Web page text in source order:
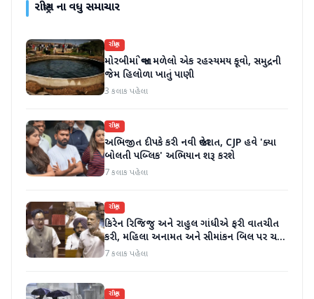
રાષ્ટ્રીયના વધુ સમાચાર
રાષ્ટ્રીય
મોરબીમાં જોવા મળેલો એક રહસ્યમય કૂવો, સમુદ્રની
જેમ હિલોળા ખાતું પાણી
3 કલાક પહેલા
રાષ્ટ્રીય
અભિજીત દીપકે કરી નવી જાહેરાત, CJP હવે 'ક્યા
બોલતી પબ્લિક' અભિયાન શરૂ કરશે
7 કલાક પહેલા
રાષ્ટ્રીય
કિરેન રિજિજુ અને રાહુલ ગાંધીએ ફરી વાતચીત
કરી, મહિલા અનામત અને સીમાંકન બિલ પર ચર્ચા
કરી
7 કલાક પહેલા
રાષ્ટ્રીય